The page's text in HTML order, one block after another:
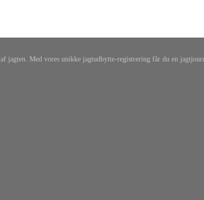
jagten. Med vores unikke jagtudbytte-registrering får du en